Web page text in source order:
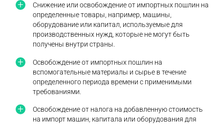
Снижение или освобождение от импортных пошлин на
определенные товары, например, машины,
оборудование или капитал, используемые для
производственных нужд, которые не могут быть
получены внутри страны.
Освобождение от импортных пошлин на
вспомогательные материалы и сырье в течение
определенного периода времени с применимыми
требованиями.
Освобождение от налога на добавленную стоимость
на импорт машин, капитала или оборудования для